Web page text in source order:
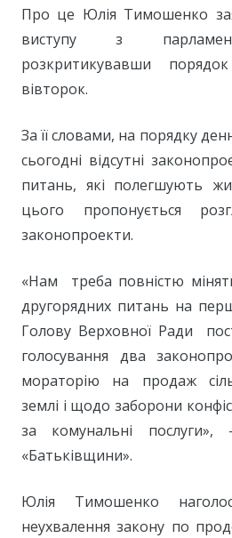
Про це Юлія Тимошенко
виступу з
розкритикувавши
вівторок.
За її словами, на порядку
сьогодні відсутні
питань, які полегшують
цього пропонується
законопроекти.
«Нам треба повністю
другорядних питань на
Голову Верховної Ради
голосування два
мораторію на продаж
землі і щодо заборони
за комунальні послуги»,
«Батьківщини».
Юлія Тимошенко
неухвалення закону по